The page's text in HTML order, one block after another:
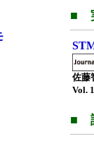
■
佐藤
Vol.
■